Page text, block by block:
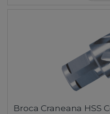
Broca Craneana HSS